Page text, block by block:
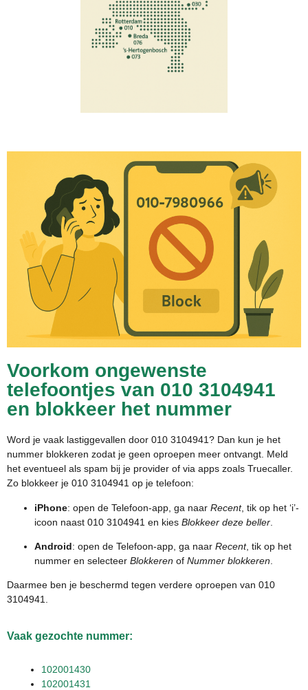
Voorkom ongewenste
telefoontjes van 010 3104941
en blokkeer het nummer
Word je vaak lastiggevallen door 010 3104941? Dan kun je het
nummer blokkeren zodat je geen oproepen meer ontvangt. Meld
het eventueel als spam bij je provider of via apps zoals Truecaller.
Zo blokkeer je 010 3104941 op je telefoon:
iPhone: open de Telefoon-app, ga naar Recent, tik op het ‘i’-
icoon naast 010 3104941 en kies Blokkeer deze beller
Android: open de Telefoon-app, ga naar Recent, tik op het
nummer en selecteer Blokkeren of Nummer blokkeren
Daarmee ben je beschermd tegen verdere oproepen van 010
3104941.
Vaak gezochte nummer:
102001430
102001431